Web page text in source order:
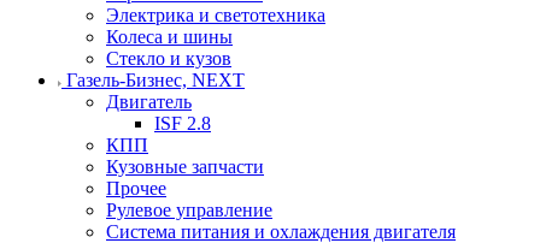
Электрика и светотехника
Колеса и шины
Стекло и кузов
Газель-Бизнес, NEXT
Двигатель
ISF 2.8
КПП
Кузовные запчасти
Прочее
Рулевое управление
Система питания и охлаждения двигателя